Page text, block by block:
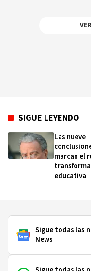
SIGUE LEYENDO
Las nueve
marcan el
educativa
Sigue todas las
News